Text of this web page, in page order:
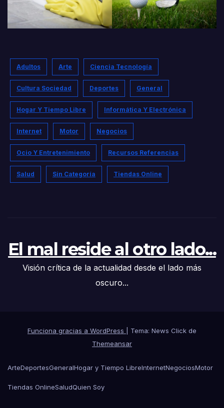
Adultos Arte Ciencia Tecnología
Cultura Sociedad Deportes General
Hogar Y Tiempo Libre Informática Y Electrónica
Internet Motor Negocios
Ocio Y Entretenimiento Recursos Referencias
Salud Sin Categoría Tiendas Online
El mal reside al otro lado...
Visión crítica de la actualidad desde el lado más
oscuro...
Funciona gracias a WordPress
Tema: News Click de
Themeansar
ArteDeportesGeneralHogar y Tiempo LibreInternetNegociosMotor
Tiendas OnlineSaludQuien Soy